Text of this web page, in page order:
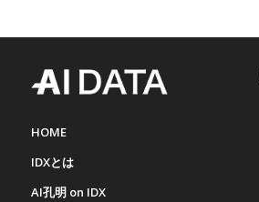
HOME
IDXとは
AI孔明 on IDX